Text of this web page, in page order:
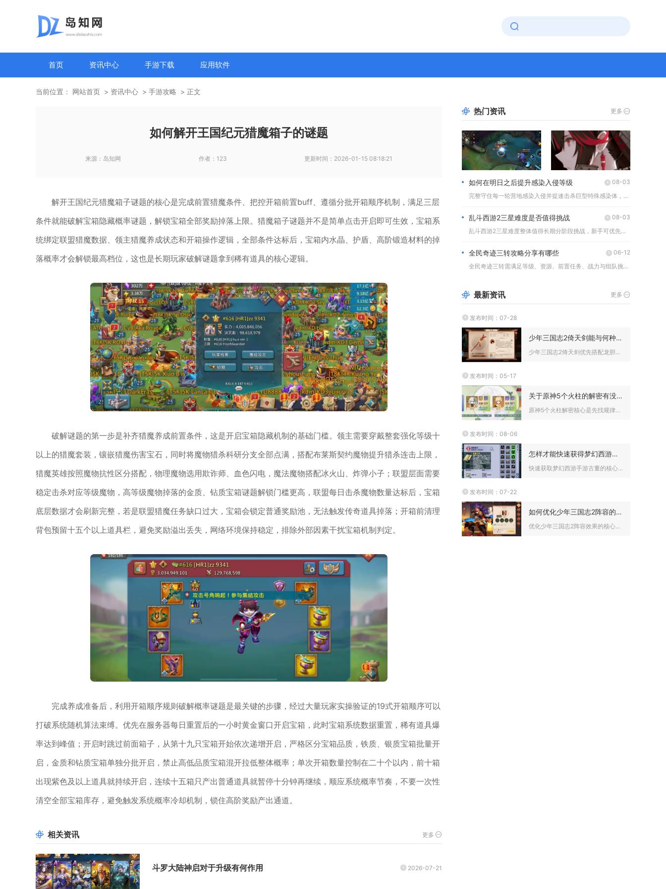
首页 资讯中心 手游下载 应用软件
当前位置： 网站首页 资讯中心 手游攻略 正文
如何解开王国纪元猎魔箱子的谜题
来源： 岛知网 作者： 123 更新时间： 2026-01-15 08:18:21
解开王国纪元猎魔箱子谜题的核心是完成前置猎魔条件、把控开箱前置buff、遵循分批开箱顺序机制，满足三层
条件就能破解宝箱隐藏概率谜题，解锁宝箱全部奖励掉落上限。猎魔箱子谜题并不是简单点击开启即可生效，宝箱系
统绑定联盟猎魔数据、领主猎魔养成状态和开箱操作逻辑，全部条件达标后，宝箱内水晶、护盾、高阶锻造材料的掉
落概率才会解锁最高档位，这也是长期玩家破解谜题拿到稀有道具的核心逻辑。
破解谜题的第一步是补齐猎魔养成前置条件，这是开启宝箱隐藏机制的基础门槛。领主需要穿戴整套强化等级十
以上的猎魔套装，镶嵌猎魔伤害宝石，同时将魔物猎杀科研分支全部点满，搭配布莱斯契约魔物提升猎杀连击上限，
猎魔英雄按照魔物抗性区分搭配，物理魔物选用欺诈师、血色闪电，魔法魔物搭配冰火山、炸弹小子；联盟层面需要
稳定击杀对应等级魔物，高等级魔物掉落的金质、钻质宝箱谜题解锁门槛更高，联盟每日击杀魔物数量达标后，宝箱
底层数据才会刷新完整，若是联盟猎魔任务缺口过大，宝箱会锁定普通奖励池，无法触发传奇道具掉落；开箱前清理
背包预留十五个以上道具栏，避免奖励溢出丢失，网络环境保持稳定，排除外部因素干扰宝箱机制判定。
完成养成准备后，利用开箱顺序规则破解概率谜题是最关键的步骤，经过大量玩家实操验证的19式开箱顺序可以
打破系统随机算法束缚。优先在服务器每日重置后的一小时黄金窗口开启宝箱，此时宝箱系统数据重置，稀有道具爆
率达到峰值；开启时跳过前面箱子，从第十九只宝箱开始依次递增开启，严格区分宝箱品质，铁质、银质宝箱批量开
启，金质和钻质宝箱单独分批开启，禁止高低品质宝箱混开拉低整体概率；单次开箱数量控制在二十个以内，前十箱
出现紫色及以上道具就持续开启，连续十五箱只产出普通道具就暂停十分钟再继续，顺应系统概率节奏，不要一次性
清空全部宝箱库存，避免触发系统概率冷却机制，锁住高阶奖励产出通道。
相关资讯 更多
斗罗大陆神启对于升级有何作用 2026-07-21
热门资讯 更多
如何在明日之后提升感染入侵等级
08-03
完整守住每一轮营地感染入侵并提速击杀巨型特殊感染体，是稳定拉...
乱斗西游2三星难度是否值得挑战
08-03
乱斗西游2三星难度整体值得长期分阶段挑战，新手可优先清理低章...
全民奇迹三转攻略分享有哪些
06-12
全民奇迹三转需满足等级、资源、前置任务、战力与组队挑战五大核...
最新资讯 更多
发布时间：07-28
少年三国志2倚天剑能与何种协战相配
少年三国志2倚天剑优先搭配龙胆亮银枪、绿绮琴、八阵图作为协战...
发布时间：05-17
关于原神5个火柱的解密有没有什么建议
原神5个火柱解密核心是先找规律、再定顺序、最后控节奏，优先处...
发布时间：08-06
怎样才能快速获得梦幻西游手游的古董
快速获取梦幻西游手游古董的核心是优先提升考古等级、低成本获取...
发布时间：07-22
如何优化少年三国志2阵容的效果
优化少年三国志2阵容效果的核心，并不是单纯追求更高的武将资质...